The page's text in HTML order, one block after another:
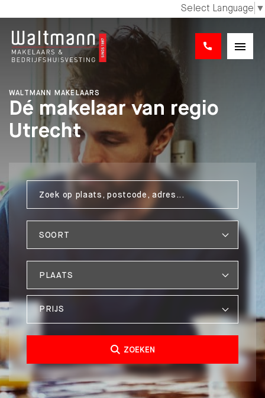
Select Language ▼
WALTMANN MAKELAARS
Dé makelaar van regio
Utrecht
PRIJS
ZOEKEN